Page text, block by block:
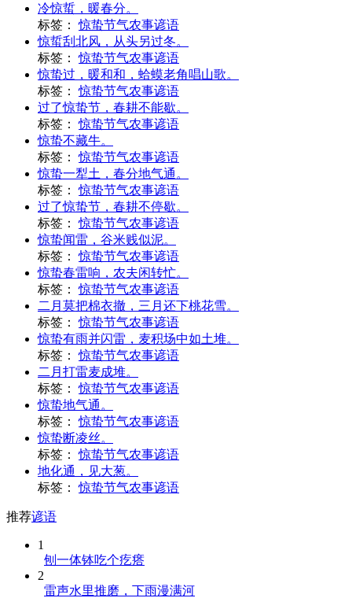
冷惊蜇，暖春分。
标签：
惊蛰节气农事谚语
惊蜇刮北风，从头另过冬。
标签：
惊蛰节气农事谚语
惊蛰过，暖和和，蛤蟆老角唱山歌。
标签：
惊蛰节气农事谚语
过了惊蛰节，春耕不能歇。
标签：
惊蛰节气农事谚语
惊蛰不藏牛。
标签：
惊蛰节气农事谚语
惊蛰一犁土，春分地气通。
标签：
惊蛰节气农事谚语
过了惊蛰节，春耕不停歇。
标签：
惊蛰节气农事谚语
惊蛰闻雷，谷米贱似泥。
标签：
惊蛰节气农事谚语
惊蛰春雷响，农夫闲转忙。
标签：
惊蛰节气农事谚语
二月莫把棉衣撤，三月还下桃花雪。
标签：
惊蛰节气农事谚语
惊蛰有雨并闪雷，麦积场中如土堆。
标签：
惊蛰节气农事谚语
二月打雷麦成堆。
标签：
惊蛰节气农事谚语
惊蛰地气通。
标签：
惊蛰节气农事谚语
惊蛰断凌丝。
标签：
惊蛰节气农事谚语
地化通，见大葱。
标签：
惊蛰节气农事谚语
推荐谚语
1
刨一体钵吃个疙瘩
2
雷声水里推磨，下雨漫满河